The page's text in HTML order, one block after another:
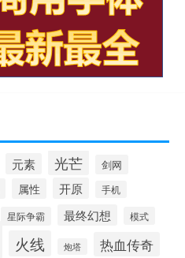
元素 光芒 剑网
属性 开原 手机
星际争霸 最终幻想 模式
火线 炮塔 热血传奇